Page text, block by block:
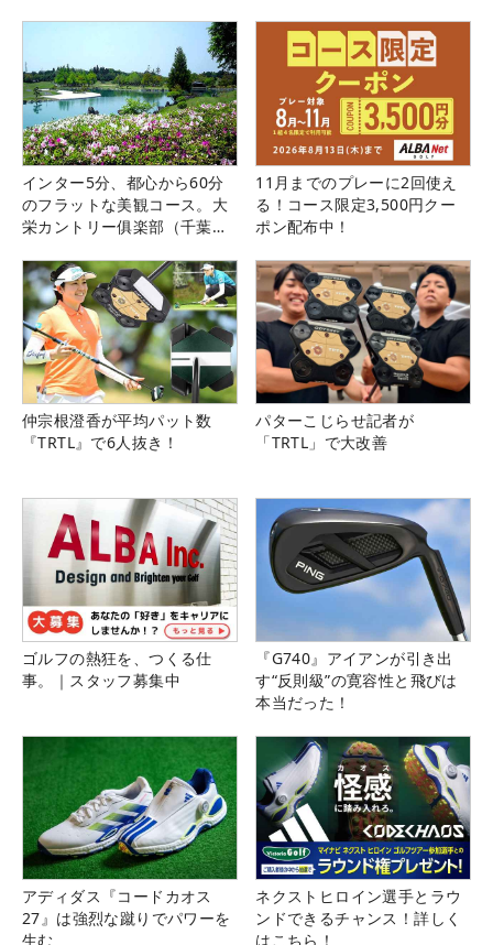
インター5分、都心から60分
のフラットな美観コース。大
栄カントリー俱楽部（千葉
11月までのプレーに2回使え
る！コース限定3,500円クー
ポン配布中！
仲宗根澄香が平均パット数
『TRTL』で6人抜き！
パターこじらせ記者が
「TRTL」で大改善
ゴルフの熱狂を、つくる仕
事。｜スタッフ募集中
『G740』アイアンが引き出
す“反則級”の寛容性と飛びは
本当だった！
アディダス『コードカオス
27』は強烈な蹴りでパワーを
生む
ネクストヒロイン選手とラウ
ンドできるチャンス！詳しく
はこちら！